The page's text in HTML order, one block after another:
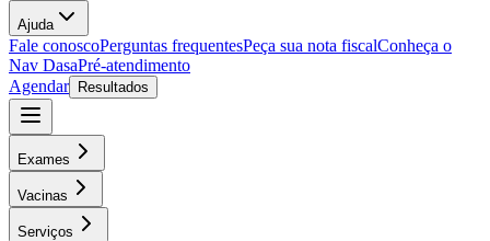
Ajuda
Fale conoscoPerguntas frequentesPeça sua nota fiscalConheça o
Nav DasaPré-atendimento
Agendar
Resultados
Exames
Vacinas
Serviços